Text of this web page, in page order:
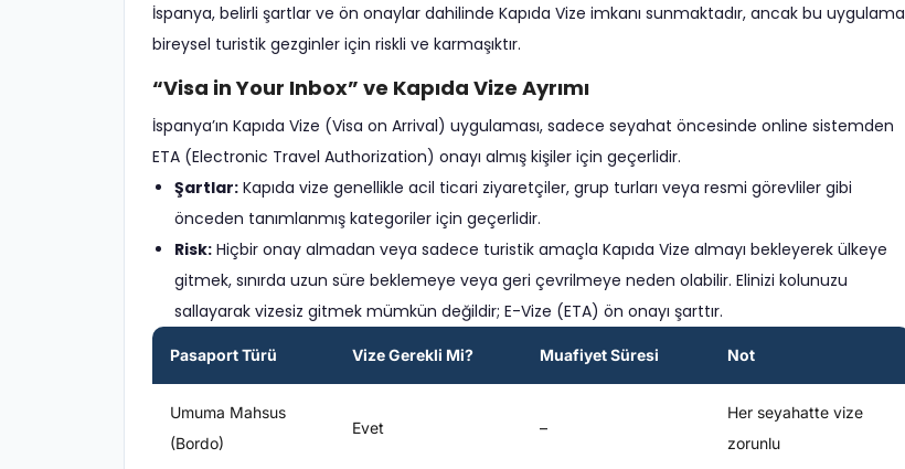
İspanya, belirli şartlar ve ön onaylar dahilinde Kapıda Vize imkanı sunmaktadır, ancak bu uygulama
bireysel turistik gezginler için riskli ve karmaşıktır.
“Visa in Your Inbox” ve Kapıda Vize Ayrımı
İspanya’ın Kapıda Vize (Visa on Arrival) uygulaması, sadece seyahat öncesinde online sistemden
ETA (Electronic Travel Authorization) onayı almış kişiler için geçerlidir.
Şartlar: Kapıda vize genellikle acil ticari ziyaretçiler, grup turları veya resmi görevliler gibi
önceden tanımlanmış kategoriler için geçerlidir.
Risk: Hiçbir onay almadan veya sadece turistik amaçla Kapıda Vize almayı bekleyerek ülkeye
gitmek, sınırda uzun süre beklemeye veya geri çevrilmeye neden olabilir. Elinizi kolunuzu
sallayarak vizesiz gitmek mümkün değildir; E-Vize (ETA) ön onayı şarttır.
Pasaport Türü Vize Gerekli Mi? Muafiyet Süresi Not
Umuma Mahsus
(Bordo)
Evet –
Her seyahatte vize
zorunlu